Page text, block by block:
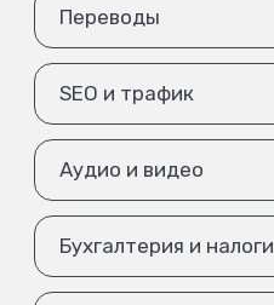
Переводы
SEO и трафик
Аудио и видео
Бухгалтерия и налоги